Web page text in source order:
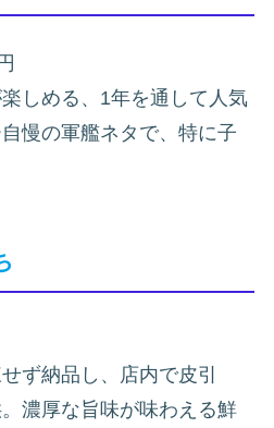
しめる、1年を通して人気
慢の軍艦ネタで、特に子
ず納品し、店内で皮引
濃厚な旨味が味わえる鮮